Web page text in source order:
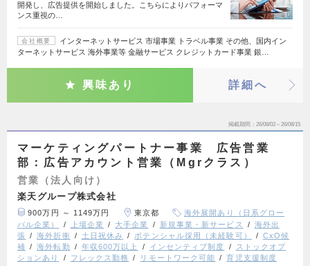
開発し、広告提供を開始しました。こちらによりパフォーマ
ンス重視の…
会社概要
インターネットサービス 市場事業 トラベル事業 その他、国内イン
ターネットサービス 海外事業等 金融サービス クレジットカード事業 銀…
興味あり 詳細へ
掲載期間 26/08/02～26/08/15
マーケティングパートナー事業 広告営業
部：広告アカウント営業（Mgrクラス）
営業（法人向け）
楽天グループ株式会社
900万円 ～ 1149万円 東京都
海外展開あり（日系グロー
バル企業）
上場企業 大手企業 新規事業・新サービス
海外出
張
海外折衝 土日祝休み ポテンシャル採用（未経験可）
CxO候
補
海外転勤 年収600万以上 インセンティブ制度
ストックオプ
ションあり
フレックス勤務 リモートワーク可能 育児支援制度